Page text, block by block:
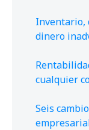
Inventario,
dinero
cualquier
Seis